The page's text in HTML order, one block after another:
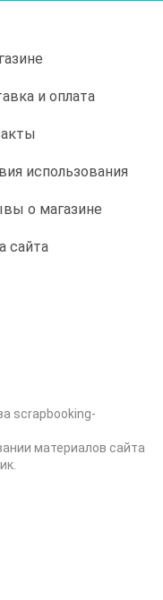
и оплата
использования
о магазине
сайта
scrapbooking-
материалов сайта